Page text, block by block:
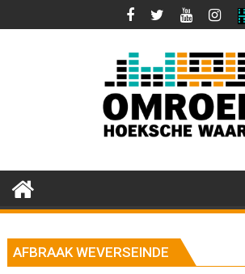
naar
AFBRAAK WEVERSEINDE